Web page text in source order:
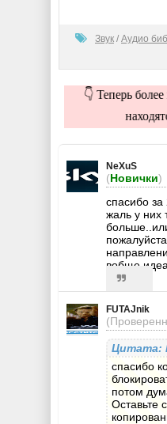
Звук / Аудио
👇 Теперь
NeXuS
(Новички)
спасибо за
жаль у них
вобще
FUTAJnik
Цитата:
спасибо
потом
Оставьте